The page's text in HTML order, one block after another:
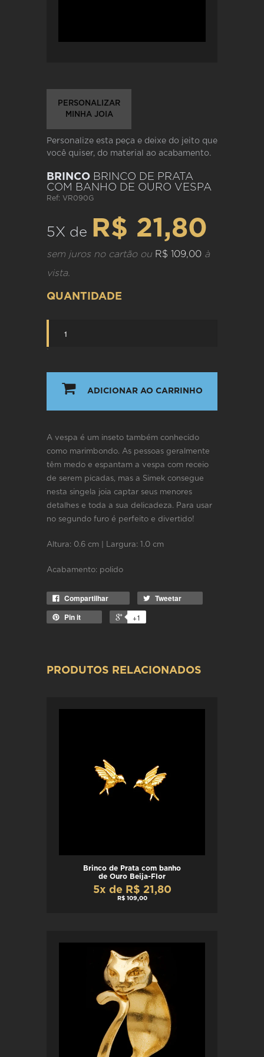
PERSONALIZAR
MINHA JOIA
Personalize esta peça e deixe do jeito que
você quiser, do material ao acabamento.
BRINCO BRINCO DE PRATA
COM BANHO DE OURO VESPA
Ref: VR090G
5X de R$ 21,80
sem juros no cartão ou R$ 109,00 à
vista.
QUANTIDADE
`
ADICIONAR AO CARRINHO
A vespa é um inseto também conhecido
como marimbondo. As pessoas geralmente
têm medo e espantam a vespa com receio
de serem picadas, mas a Simek consegue
nesta singela joia captar seus menores
detalhes e toda a sua delicadeza. Para usar
no segundo furo é perfeito e divertido!
Altura: 0.6 cm | Largura: 1.0 cm
Acabamento: polido
Compartilhar
Tweetar
Pin it
+1
PRODUTOS RELACIONADOS
Brinco de Prata com banho
de Ouro Beija-Flor
5x de R$ 21,80
R$ 109,00